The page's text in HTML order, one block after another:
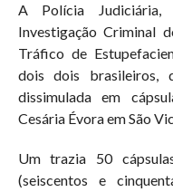
A Polícia Judiciária,
Investigação Criminal
Tráfico de
dois dois brasileiros,
dissimulada em
Cesária Évora em São
Um trazia 50
(seiscentos e